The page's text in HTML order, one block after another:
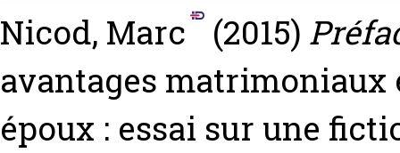
Nicod, Marc (2015)
avantages
époux : essai sur une